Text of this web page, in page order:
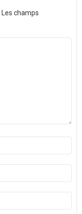
Les champs